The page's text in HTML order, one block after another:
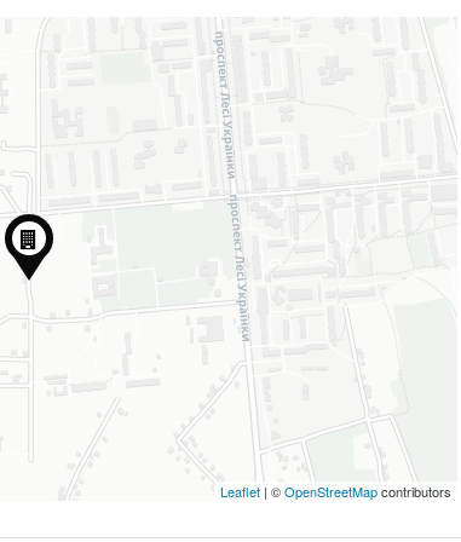
Leaflet | ©OpenStreetMapcontributors